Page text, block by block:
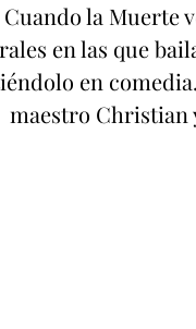
Cuando la Muerte
en las que
en
maestro Christian